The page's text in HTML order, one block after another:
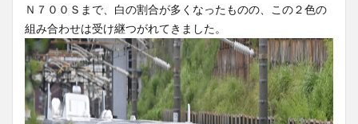
Ｎ７００Ｓまで、白の割合が多くなったものの、この２色の
組み合わせは受け継つがれてきました。